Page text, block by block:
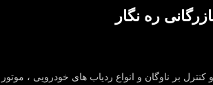
ره نگار
بر ناوگان و انواع ردیاب های خودرویی ،